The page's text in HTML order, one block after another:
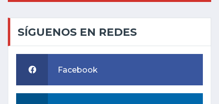
SÍGUENOS EN REDES
Facebook